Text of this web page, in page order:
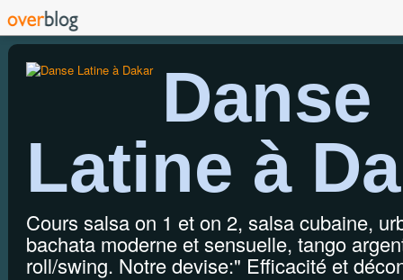
Danse
Latine à
Cours salsa on 1 et on 2, salsa cubaine,
bachata moderne et sensuelle, tango
roll/swing. Notre devise:" Efficacité et